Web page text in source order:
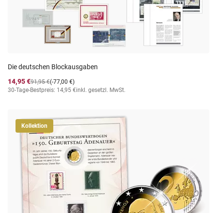
Die deutschen Blockausgaben
14,95 €
(-77,00 €)
91,95 €
30-Tage-Bestpreis: 14,95 €inkl. gesetzl. MwSt.
Kollektion